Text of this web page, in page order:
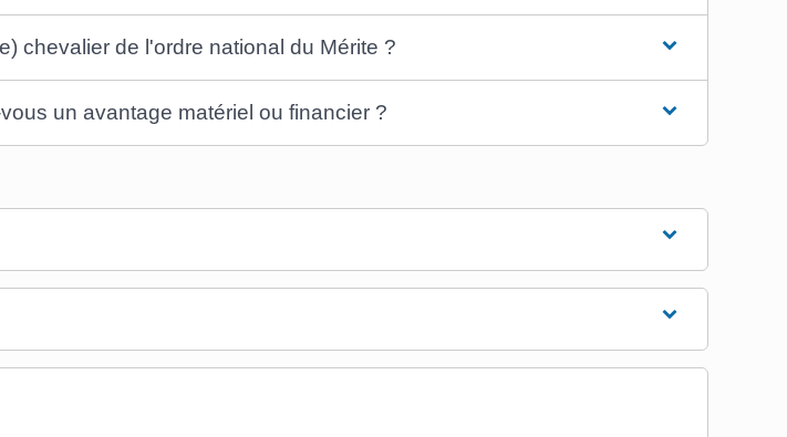
chevalier de l'ordre national du Mérite ?
un avantage matériel ou financier ?